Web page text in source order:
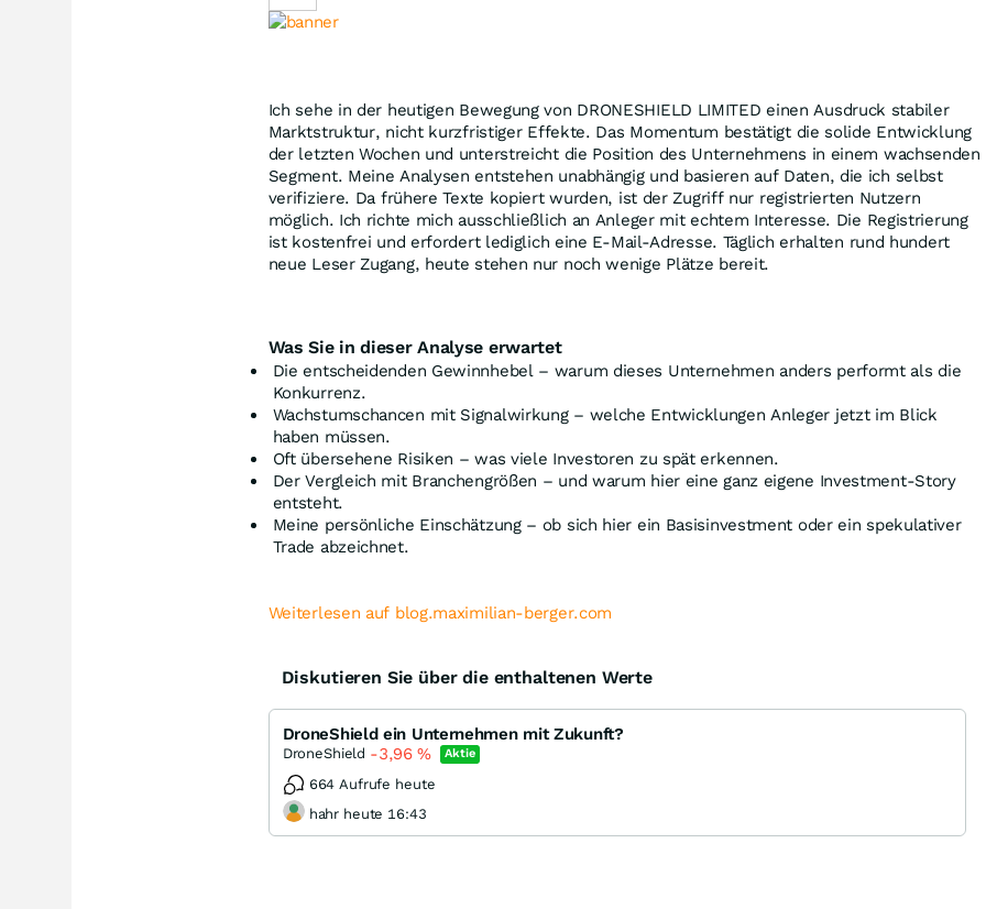
Ich sehe in der heutigen Bewegung von DRONESHIELD LIMITED einen Ausdruck stabiler
Marktstruktur, nicht kurzfristiger Effekte. Das Momentum bestätigt die solide Entwicklung
der letzten Wochen und unterstreicht die Position des Unternehmens in einem wachsenden
Segment. Meine Analysen entstehen unabhängig und basieren auf Daten, die ich selbst
verifiziere. Da frühere Texte kopiert wurden, ist der Zugriff nur registrierten Nutzern
möglich. Ich richte mich ausschließlich an Anleger mit echtem Interesse. Die Registrierung
ist kostenfrei und erfordert lediglich eine E-Mail-Adresse. Täglich erhalten rund hundert
neue Leser Zugang, heute stehen nur noch wenige Plätze bereit.
Was Sie in dieser Analyse erwartet
Die entscheidenden Gewinnhebel – warum dieses Unternehmen anders performt als die
Konkurrenz.
Wachstumschancen mit Signalwirkung – welche Entwicklungen Anleger jetzt im Blick
haben müssen.
Oft übersehene Risiken – was viele Investoren zu spät erkennen.
Der Vergleich mit Branchengrößen – und warum hier eine ganz eigene Investment-Story
entsteht.
Meine persönliche Einschätzung – ob sich hier ein Basisinvestment oder ein spekulativer
Trade abzeichnet.
Weiterlesen auf blog.maximilian-berger.com
Diskutieren Sie über die enthaltenen Werte
DroneShield ein Unternehmen mit Zukunft?
DroneShield -3,96% Aktie
664 Aufrufe heute
hahr heute 16:43